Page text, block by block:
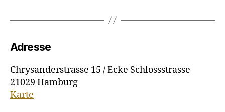
Adresse
Chrysanderstrasse 15 / Ecke Schlossstrasse
21029 Hamburg
Karte